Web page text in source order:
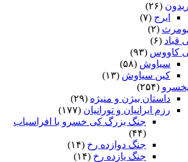
(۲۶)
ایرج (۷)
(۲)
قباد (۶)
کاووس (۹۳)
سیاوش (۵۸)
کین سیاوش (۱۳)
(۲۵۴)
داستان بیژن و منیژه (۲۹)
رزم ایرانیان و تورانیان (۱۷۷)
جنگ بزرگ کی خسرو با افراسیاب
(۴۴)
جنگ دوازده رخ (۱۴)
جنگ یازده رخ (۱۴)